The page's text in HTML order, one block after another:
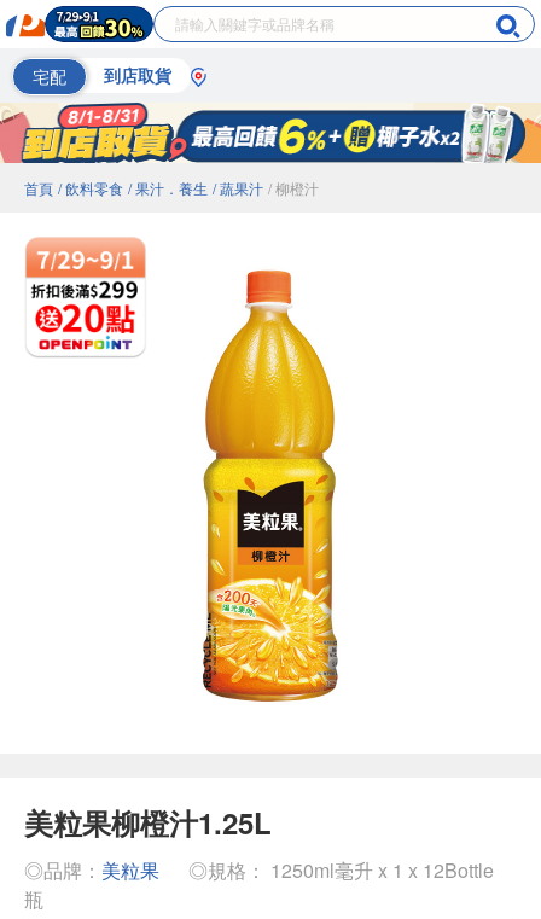
宅配 到店取貨
首頁 / 飲料零食 / 果汁．養生 / 蔬果汁 / 柳橙汁
美粒果柳橙汁1.25L
◎品牌： 美粒果
◎規格： 1250ml毫升 x 1 x 12Bottle
瓶